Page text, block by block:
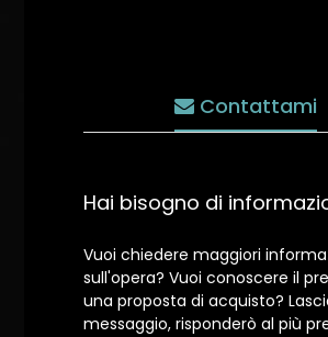
Contattami
Hai bisogno di
Vuoi chiedere maggiori
sull'opera? Vuoi conoscere il
una proposta di acquisto?
messaggio, risponderò al più